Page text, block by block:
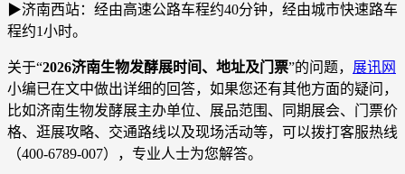
▶济南西站：经由高速公路车程约40分钟，经由城市快速路车
程约1小时。
关于“2026济南生物发酵展时间、地址及门票”的问题， 展讯网
小编已在文中做出详细的回答，如果您还有其他方面的疑问，
比如济南生物发酵展主办单位、展品范围、同期展会、门票价
格、逛展攻略、交通路线以及现场活动等，可以拨打客服热线
（400-6789-007），专业人士为您解答。